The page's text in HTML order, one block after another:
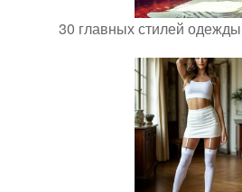
30 главных стилей